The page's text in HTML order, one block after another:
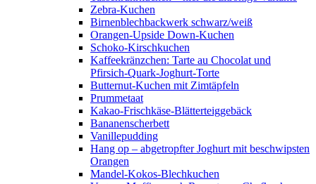
Zebra-Kuchen
Birnenblechbackwerk schwarz/weiß
Orangen-Upside Down-Kuchen
Schoko-Kirschkuchen
Kaffeekränzchen: Tarte au Chocolat und
Pfirsich-Quark-Joghurt-Torte
Butternut-Kuchen mit Zimtäpfeln
Prummetaat
Kakao-Frischkäse-Blätterteiggebäck
Bananenscherbett
Vanillepudding
Hang op – abgetropfter Joghurt mit beschwipsten
Orangen
Mandel-Kokos-Blechkuchen